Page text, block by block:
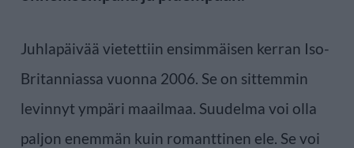
Juhlapäivää vietettiin ensimmäisen kerran Iso-
Britanniassa vuonna 2006. Se on sittemmin
levinnyt ympäri maailmaa. Suudelma voi olla
paljon enemmän kuin romanttinen ele. Se voi